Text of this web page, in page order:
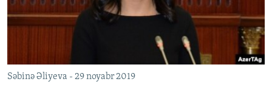
Səbinə Əliyeva - 29 noyabr 2019